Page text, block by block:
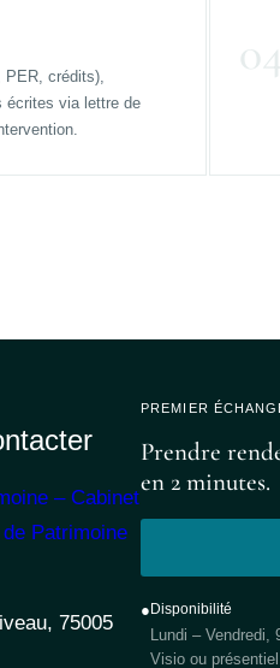
crédits),
écrites via lettre de
04
– Cabinet
Patrimoine
75005
PREMIER
Prendre
en 2 minutes.
●Disponibilité
Lundi – Vendredi,
Visio ou